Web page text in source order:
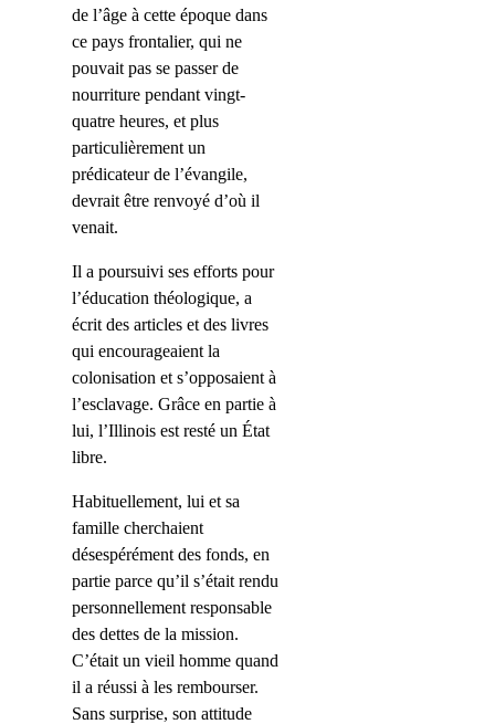
de l’âge à cette époque dans
ce pays frontalier, qui ne
pouvait pas se passer de
nourriture pendant vingt-
quatre heures, et plus
particulièrement un
prédicateur de l’évangile,
devrait être renvoyé d’où il
venait.
Il a poursuivi ses efforts pour
l’éducation théologique, a
écrit des articles et des livres
qui encourageaient la
colonisation et s’opposaient à
l’esclavage. Grâce en partie à
lui, l’Illinois est resté un État
libre.
Habituellement, lui et sa
famille cherchaient
désespérément des fonds, en
partie parce qu’il s’était rendu
personnellement responsable
des dettes de la mission.
C’était un vieil homme quand
il a réussi à les rembourser.
Sans surprise, son attitude